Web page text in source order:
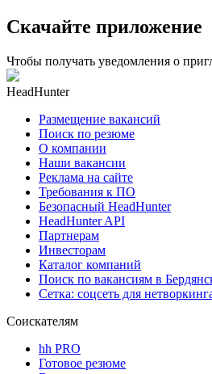
Скачайте приложение
Чтобы получать уведомления о
HeadHunter
Размещение вакансий
Поиск по резюме
О компании
Наши вакансии
Реклама на сайте
Требования к ПО
Безопасный HeadHunter
HeadHunter API
Партнерам
Инвесторам
Каталог компаний
Поиск по вакансиям в
Сетка: соцсеть для
Соискателям
hh PRO
Готовое резюме